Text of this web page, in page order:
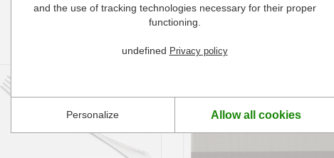
and the use of tracking technologies necessary for their proper
functioning.
undefined Privacy policy
Personalize Allow all cookies